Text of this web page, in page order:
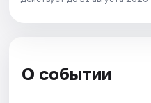
О событии